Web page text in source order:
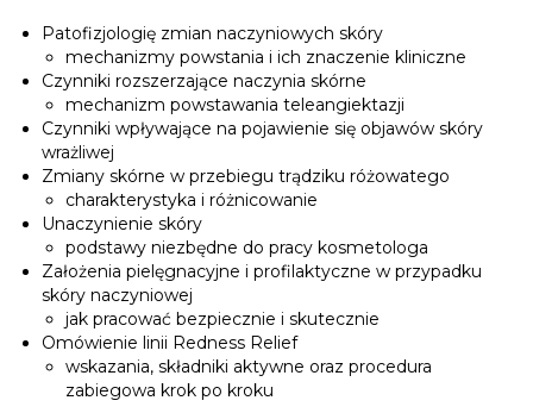
Patofizjologię zmian naczyniowych skóry
mechanizmy powstania i ich znaczenie kliniczne
Czynniki rozszerzające naczynia skórne
mechanizm powstawania teleangiektazji
Czynniki wpływające na pojawienie się objawów skóry
wrażliwej
Zmiany skórne w przebiegu trądziku różowatego
charakterystyka i różnicowanie
Unaczynienie skóry
podstawy niezbędne do pracy kosmetologa
Założenia pielęgnacyjne i profilaktyczne w przypadku
skóry naczyniowej
jak pracować bezpiecznie i skutecznie
Omówienie linii Redness Relief
wskazania, składniki aktywne oraz procedura
zabiegowa krok po kroku